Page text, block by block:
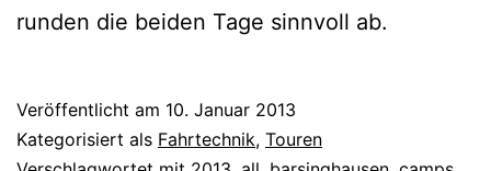
runden die beiden Tage sinnvoll ab.
Veröffentlicht am 10. Januar 2013
Kategorisiert als Fahrtechnik, Touren